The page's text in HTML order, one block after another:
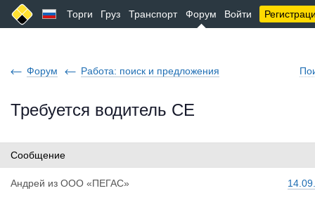
Торги Груз Транспорт Форум Войти
Форум Работа: поиск и предложения
Требуется водитель СЕ
Сообщение
Андрей из ООО «ПЕГАС»